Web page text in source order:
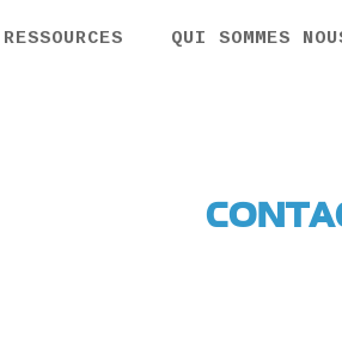
RESSOURCES QUI SOMMES